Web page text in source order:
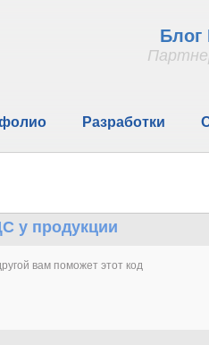
Блог
Разработки
у продукции
вам поможет этот код